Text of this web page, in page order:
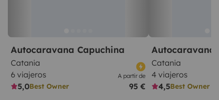
Autocaravana Capuchina
Catania
6 viajeros
5,0Best Owner
A partir de
95 €
Autocaravana
Catania
4 viajeros
4,5Best Owner